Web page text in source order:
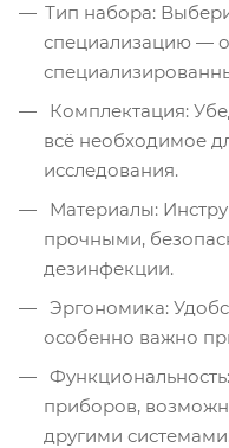
Тип набора:
специализацию —
Комплектация:
всё необходимое
исследования.
Материалы:
прочными,
дезинфекции.
Эргономика:
особенно важно
приборов,
другими